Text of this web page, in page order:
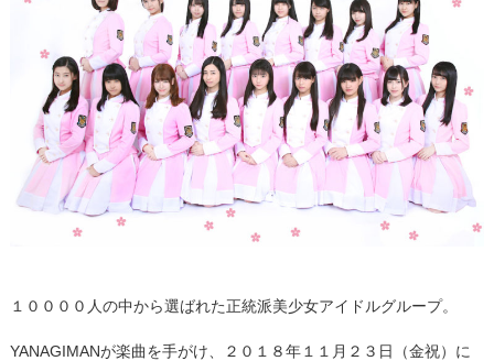
１００００人の中から選ばれた正統派美少女アイドルグループ。
YANAGIMANが楽曲を手がけ、２０１８年１１月２３日（金祝）に